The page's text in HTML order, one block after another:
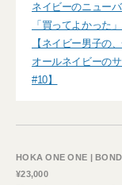
ネイビーのニュー
「買ってよかった
【ネイビー男子の
オールネイビーの
#10】
HOKA ONE ONE |
¥23,000